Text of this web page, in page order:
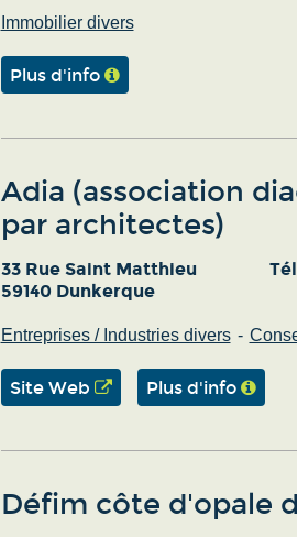
Immobilier divers
Plus d'info
Adia (association
par architectes)
33 Rue Saint Matthieu
59140 Dunkerque
Entreprises / Industries divers
Site Web Plus d'info
Défim côte d'opale